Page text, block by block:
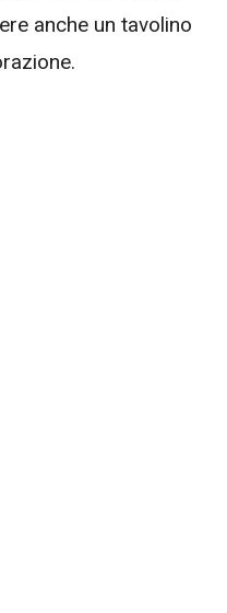
anche un tavolino